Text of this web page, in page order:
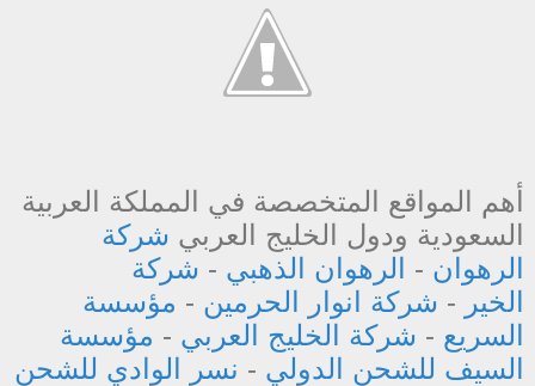
أهم المواقع المتخصصة في المملكة العربية
السعودية ودول الخليج العربي شركة
الرهوان - الرهوان الذهبي - شركة
الخير - شركة انوار الحرمين - مؤسسة
السريع - شركة الخليج العربي - مؤسسة
السيف للشحن الدولي - نسر الوادي للشحن